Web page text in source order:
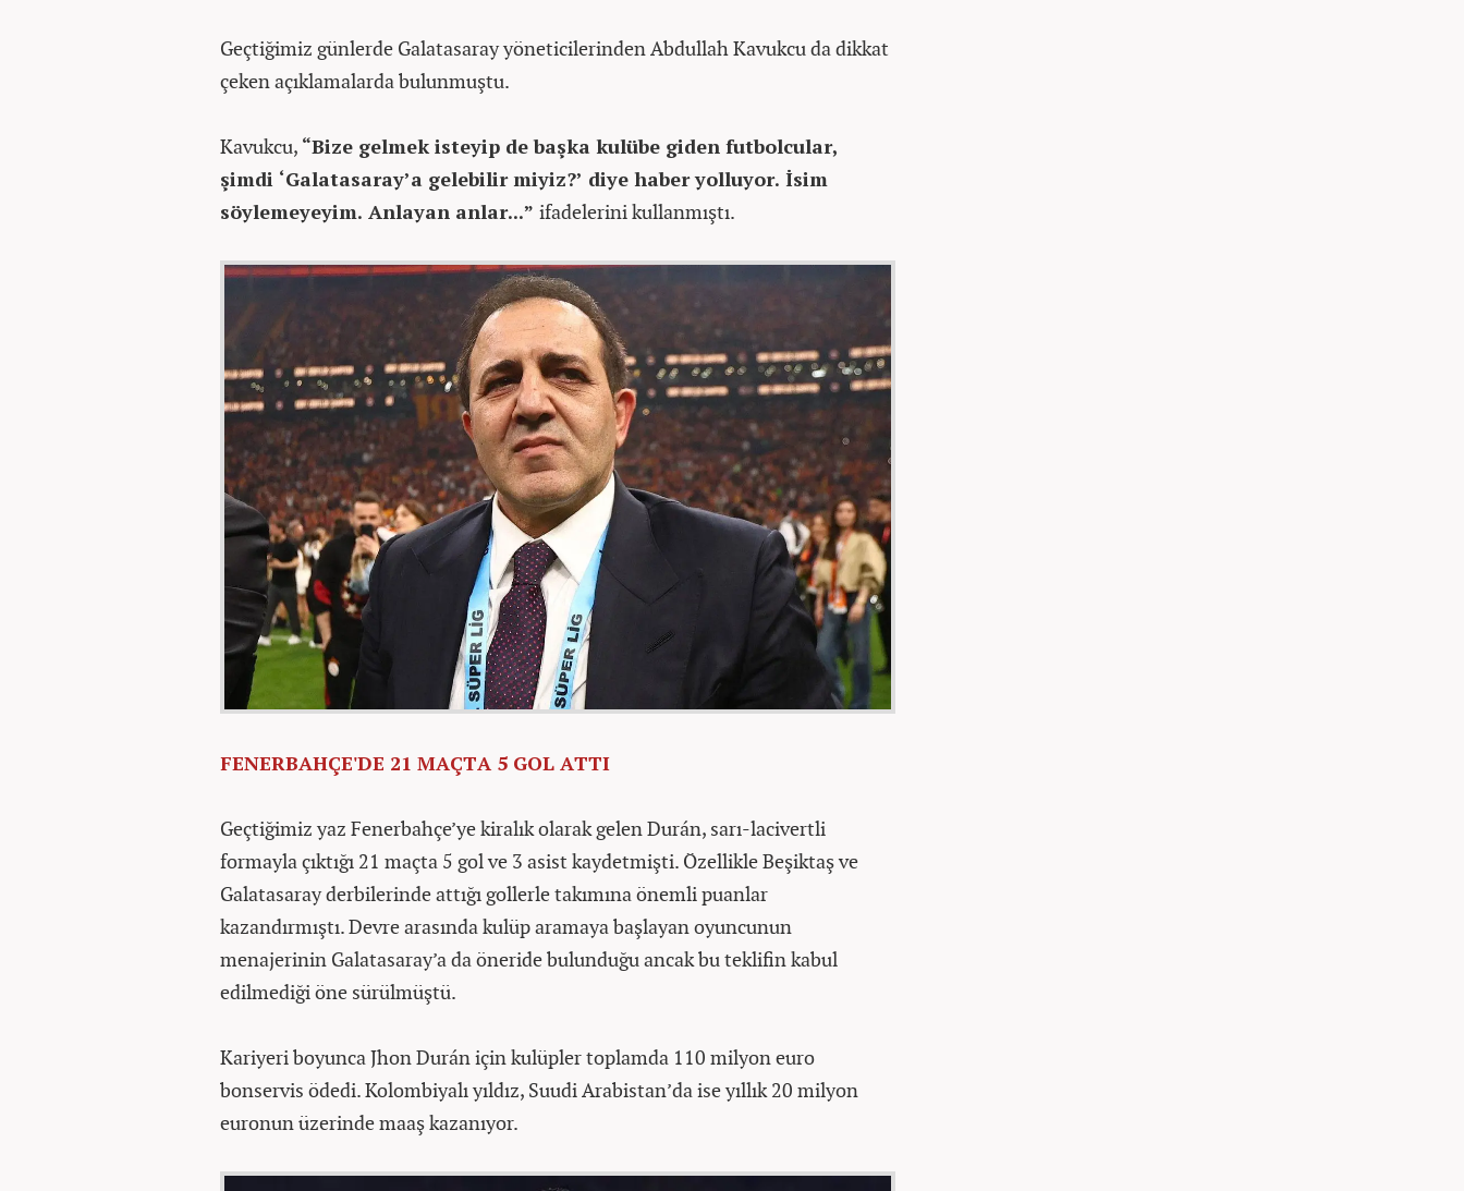
Geçtiğimiz günlerde Galatasaray yöneticilerinden Abdullah Kavukcu da dikkat
çeken açıklamalarda bulunmuştu.
Kavukcu, “Bize gelmek isteyip de başka kulübe giden futbolcular,
şimdi ‘Galatasaray’a gelebilir miyiz?’ diye haber yolluyor. İsim
söylemeyeyim. Anlayan anlar...” ifadelerini kullanmıştı.
FENERBAHÇE'DE 21 MAÇTA 5 GOL ATTI
Geçtiğimiz yaz Fenerbahçe’ye kiralık olarak gelen Durán, sarı-lacivertli
formayla çıktığı 21 maçta 5 gol ve 3 asist kaydetmişti. Özellikle Beşiktaş ve
Galatasaray derbilerinde attığı gollerle takımına önemli puanlar
kazandırmıştı. Devre arasında kulüp aramaya başlayan oyuncunun
menajerinin Galatasaray’a da öneride bulunduğu ancak bu teklifin kabul
edilmediği öne sürülmüştü.
Kariyeri boyunca Jhon Durán için kulüpler toplamda 110 milyon euro
bonservis ödedi. Kolombiyalı yıldız, Suudi Arabistan’da ise yıllık 20 milyon
euronun üzerinde maaş kazanıyor.